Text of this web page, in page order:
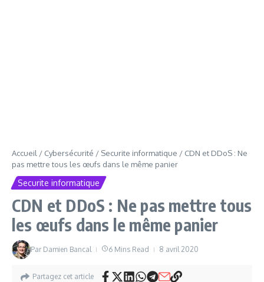
Accueil / Cybersécurité / Securite informatique / CDN et DDoS : Ne
pas mettre tous les œufs dans le même panier
Securite informatique
CDN et DDoS : Ne pas mettre tous
les œufs dans le même panier
Par Damien Bancal 6 Mins Read 8 avril 2020
Partagez cet article